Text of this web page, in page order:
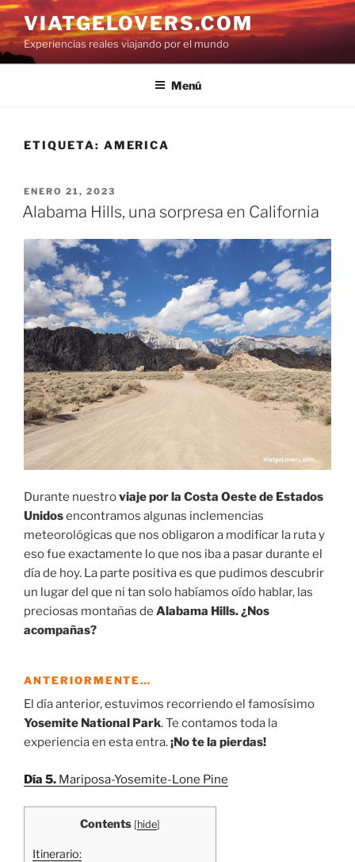
Saltar
al
contenido
VIATGELOVERS.COM
Experiencias reales viajando por el mundo
Menú
ETIQUETA: AMERICA
PUBLICADO
EL
ENERO 21, 2023
Alabama Hills, una sorpresa en California
Durante nuestroviaje por la Costa Oeste de Estados
Unidosencontramos algunas inclemencias
meteorológicas que nos obligaron a modificar la ruta y
eso fue exactamente lo que nos iba a pasar durante el
día de hoy. La parte positiva es que pudimos descubrir
un lugar del que ni tan solo habíamos oído hablar, las
preciosas montañas de Alabama Hills. ¿Nos
acompañas?
ANTERIORMENTE…
El día anterior, estuvimos recorriendo el famosísimo
Yosemite National Park. Te contamos toda la
experiencia en esta entra.¡No te la pierdas!
Día 5. Mariposa-Yosemite-Lone Pine
Contents [hide]
Itinerario: